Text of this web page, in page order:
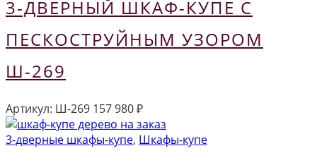
3-ДВЕРНЫЙ ШКАФ-КУПЕ С
ПЕСКОСТРУЙНЫМ УЗОРОМ
Ш-269
Артикул: Ш-269 157 980₽
3-дверные шкафы-купе, Шкафы-купе